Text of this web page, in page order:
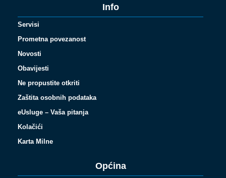
Info
Servisi
Prometna povezanost
Novosti
Obavijesti
Ne propustite otkriti
Zaštita osobnih podataka
eUsluge – Vaša pitanja
Kolačići
Karta Milne
Općina